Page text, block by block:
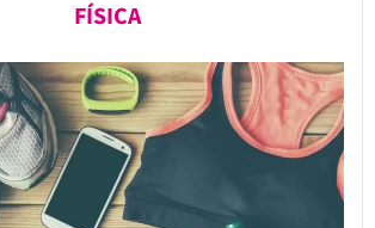
FÍSICA